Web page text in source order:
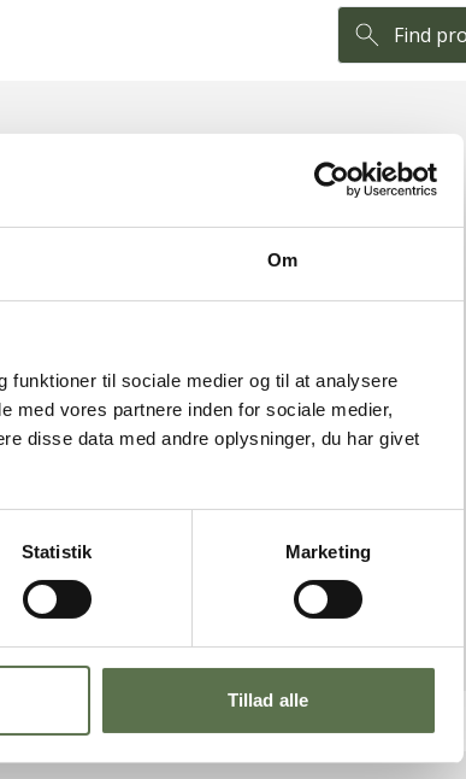
Om
funktioner til sociale medier og til at analysere
med vores partnere inden for sociale medier,
disse data med andre oplysninger, du har givet
Statistik Marketing
Tillad alle
Find
NÆRINGSINDHOLD PR. 100G
Flager Færdig produkt
Kulhydrater
17,6 g
- heraf sukkerarter
Kostfibre
8,2 g
ALLERGENER
Indeholder: